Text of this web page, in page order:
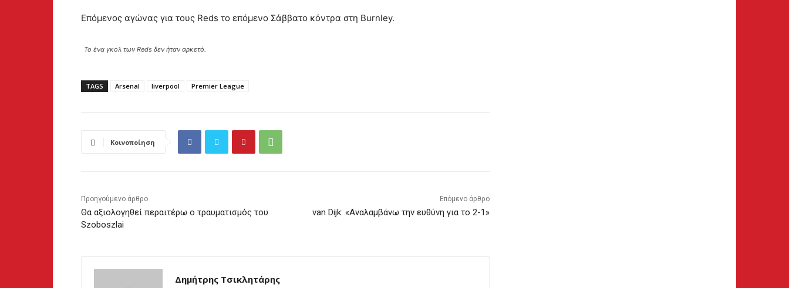
Επόμενος αγώνας για τους Reds το επόμενο Σάββατο κόντρα στη Burnley.
Το ένα γκολ των Reds δεν ήταν αρκετό.
TAGS Arsenal liverpool Premier League
Κοινοποίηση
Προηγούμενο άρθρο
Θα αξιολογηθεί περαιτέρω ο τραυματισμός του
Szoboszlai
Επόμενο άρθρο
van Dijk: «Αναλαμβάνω την ευθύνη για το 2-1»
Δημήτρης Τσικλητάρης